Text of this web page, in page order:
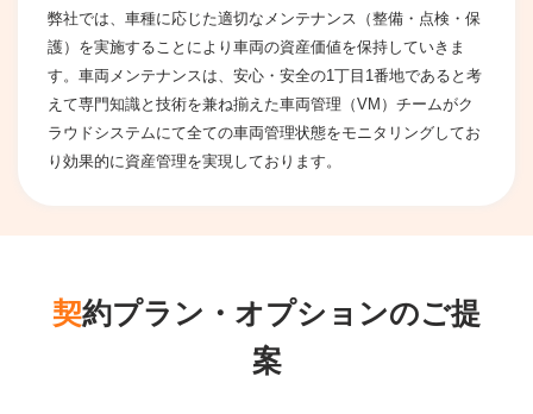
弊社では、車種に応じた適切なメンテナンス（整備・点検・保
護）を実施することにより車両の資産価値を保持していきま
す。車両メンテナンスは、安心・安全の1丁目1番地であると考
えて専門知識と技術を兼ね揃えた車両管理（VM）チームがク
ラウドシステムにて全ての車両管理状態をモニタリングしてお
り効果的に資産管理を実現しております。
契約プラン・オプションのご提
案